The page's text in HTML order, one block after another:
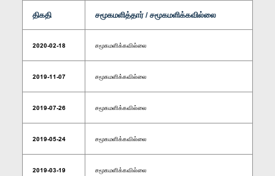
திகதி சமூகமளித்தார் / சமூகமளிக்கவில்லை
2020-02-18 சமூகமளிக்கவில்லை
2019-11-07 சமூகமளிக்கவில்லை
2019-07-26 சமூகமளிக்கவில்லை
2019-05-24 சமூகமளிக்கவில்லை
2019-03-19 சமூகமளிக்கவில்லை